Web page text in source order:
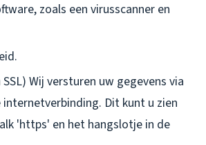
zoals een virusscanner en
Wij versturen uw gegevens via
internetverbinding. Dit kunt u zien
'https' en het hangslotje in de